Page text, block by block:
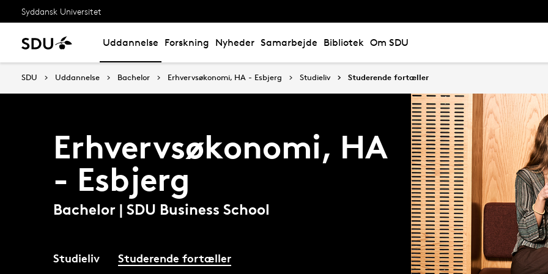
Syddansk Universitet
Uddannelse Forskning Nyheder Samarbejde Bibliotek Om SDU
SDU Uddannelse Bachelor Erhvervsøkonomi, HA - Esbjerg Studieliv Studerende fortæller
Erhvervsøkonomi, HA
- Esbjerg
Bachelor | SDU Business School
Studieliv Studerende fortæller